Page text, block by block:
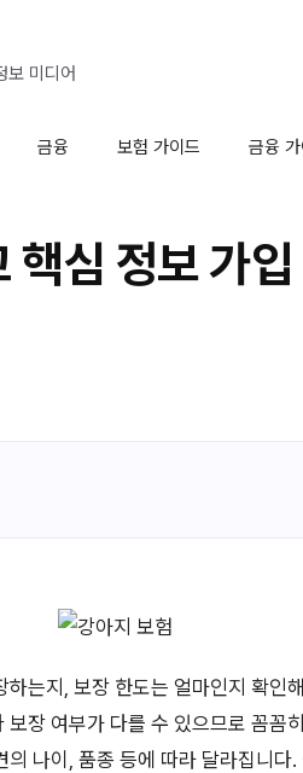
보 미디어
금융 보험 가이드 금융
핵심 정보 가
하는지, 보장 한도는 얼마인지 확인
장 여부가 다를 수 있으므로 꼼꼼
의 나이, 품종 등에 따라 달라집니다